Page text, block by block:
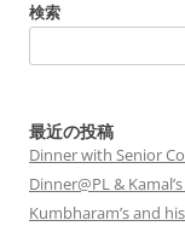
検索
最近の投稿
Dinner with Senior
Dinner@PL &
Kumbharam’s and